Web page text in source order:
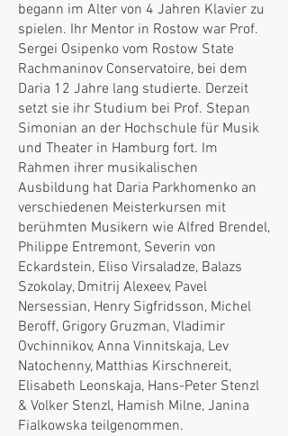
begann im Alter von 4 Jahren Klavier zu
spielen. Ihr Mentor in Rostow war Prof.
Sergei Osipenko vom Rostow State
Rachmaninov Conservatoire, bei dem
Daria 12 Jahre lang studierte. Derzeit
setzt sie ihr Studium bei Prof. Stepan
Simonian an der Hochschule für Musik
und Theater in Hamburg fort. Im
Rahmen ihrer musikalischen
Ausbildung hat Daria Parkhomenko an
verschiedenen Meisterkursen mit
berühmten Musikern wie Alfred Brendel,
Philippe Entremont, Severin von
Eckardstein, Eliso Virsaladze, Balazs
Szokolay, Dmitrij Alexeev, Pavel
Nersessian, Henry Sigfridsson, Michel
Beroff, Grigory Gruzman, Vladimir
Ovchinnikov, Anna Vinnitskaja, Lev
Natochenny, Matthias Kirschnereit,
Elisabeth Leonskaja, Hans-Peter Stenzl
& Volker Stenzl, Hamish Milne, Janina
Fialkowska teilgenommen.